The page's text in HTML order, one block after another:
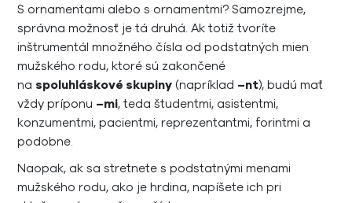
S ornamentami alebo s ornamentmi? Samozrejme,
správna možnosť je tá druhá. Ak totiž tvoríte
inštrumentál množného čísla od podstatných mien
mužského rodu, ktoré sú zakončené
na spoluhláskové skupiny (napríklad –nt), budú mať
vždy príponu –mi, teda študentmi, asistentmi,
konzumentmi, pacientmi, reprezentantmi, forintmi a
podobne.
Naopak, ak sa stretnete s podstatnými menami
mužského rodu, ako je hrdina, napíšete ich pri